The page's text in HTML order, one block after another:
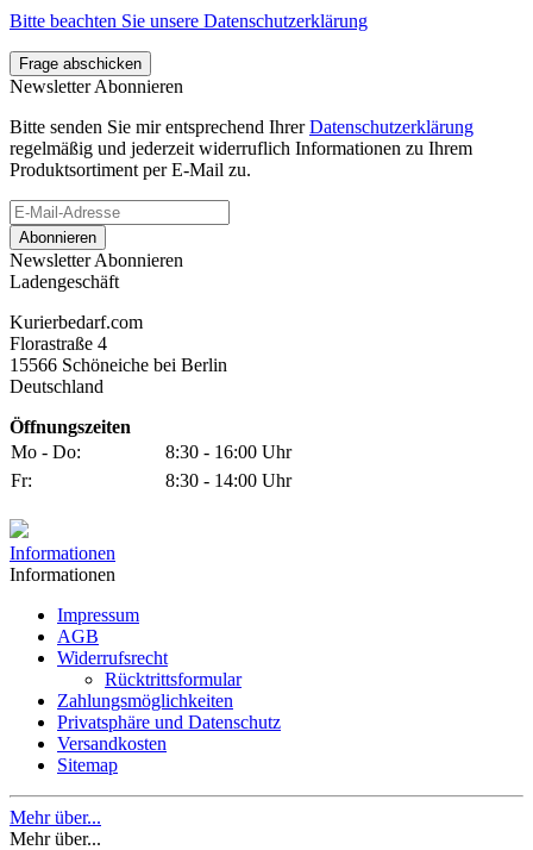
Bitte beachten Sie unsere Datenschutzerklärung
Frage abschicken
Newsletter Abonnieren
Bitte senden Sie mir entsprechend IhrerDatenschutzerklärung
regelmäßig und jederzeit widerruflich Informationen zu Ihrem
Produktsortiment per E-Mail zu.
Abonnieren
Newsletter Abonnieren
Ladengeschäft
Kurierbedarf.com
Florastraße 4
15566 Schöneiche bei Berlin
Deutschland
Öffnungszeiten
Mo - Do:
8:30 - 16:00 Uhr
Fr:
8:30 - 14:00 Uhr
Informationen
Informationen
Impressum
AGB
Widerrufsrecht
Rücktrittsformular
Zahlungsmöglichkeiten
Privatsphäre und Datenschutz
Versandkosten
Sitemap
Mehr über...
Mehr über...